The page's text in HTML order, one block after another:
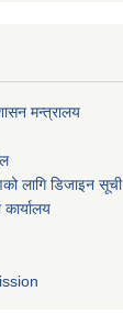
मन्त्रालय
लागि डिजाइन सूची
कार्यालय